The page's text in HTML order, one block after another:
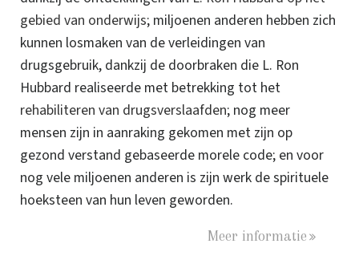
gebied van onderwijs; miljoenen anderen hebben zich
kunnen losmaken van de verleidingen van
drugsgebruik, dankzij de doorbraken die L. Ron
Hubbard realiseerde met betrekking tot het
rehabiliteren van drugsverslaafden; nog meer
mensen zijn in aanraking gekomen met zijn op
gezond verstand gebaseerde morele code; en voor
nog vele miljoenen anderen is zijn werk de spirituele
hoeksteen van hun leven geworden.
Meer informatie